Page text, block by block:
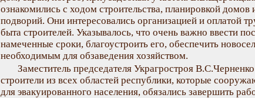
ознакомились с ходом строительства, планировкой
подворий. Они интересовались организацией и оплатой
быта строителей. Указывалось, что очень важно ввести
намеченные сроки, благоустроить его, обеспечить
необходимым для обзаведения хозяйством.
Заместитель председателя Украгростроя
строители из всех областей республики, которые
для эвакуированного населения, обязались завершить